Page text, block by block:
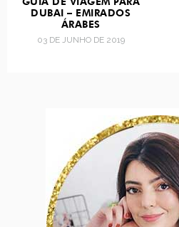
DUBAI – EMIRADOS
ÁRABES
03 DE JUNHO DE 2019